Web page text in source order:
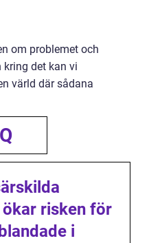
om problemet och
det kan vi
värld där sådana
risken för
i